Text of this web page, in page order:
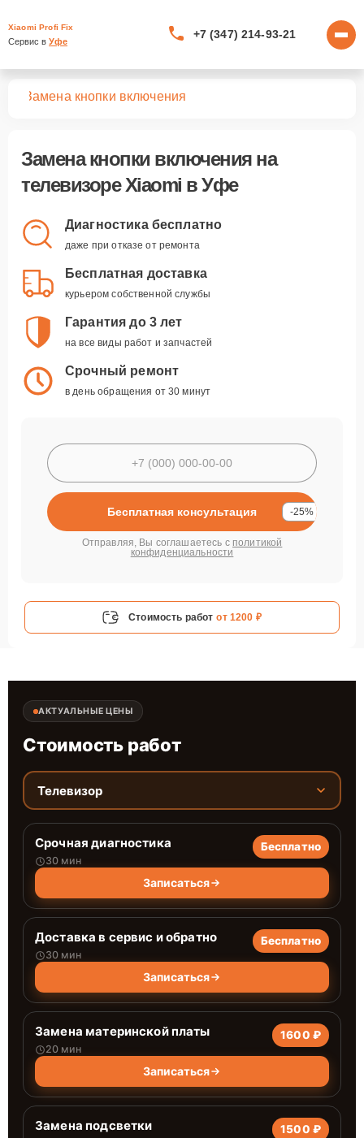
Xiaomi Profi Fix
Сервис в Уфе
+7 (347) 214-93-21
Замена кнопки включения
Замена кнопки включенияна
телевизоре Xiaomi в Уфе
Диагностика бесплатно
даже при отказе от ремонта
Бесплатная доставка
курьером собственной службы
Гарантия до 3 лет
на все виды работ и запчастей
Срочный ремонт
в день обращения от 30 минут
Бесплатная консультация -25%
Отправляя, Вы соглашаетесь с политикой
конфиденциальности
Стоимость работ от 1200 ₽
АКТУАЛЬНЫЕ ЦЕНЫ
Стоимость работ
Телевизор
Срочная диагностика
30 мин
Бесплатно
Записаться
Доставка в сервис и обратно
30 мин
Бесплатно
Записаться
Замена материнской платы
20 мин
1600 ₽
Записаться
Замена подсветки 1500 ₽